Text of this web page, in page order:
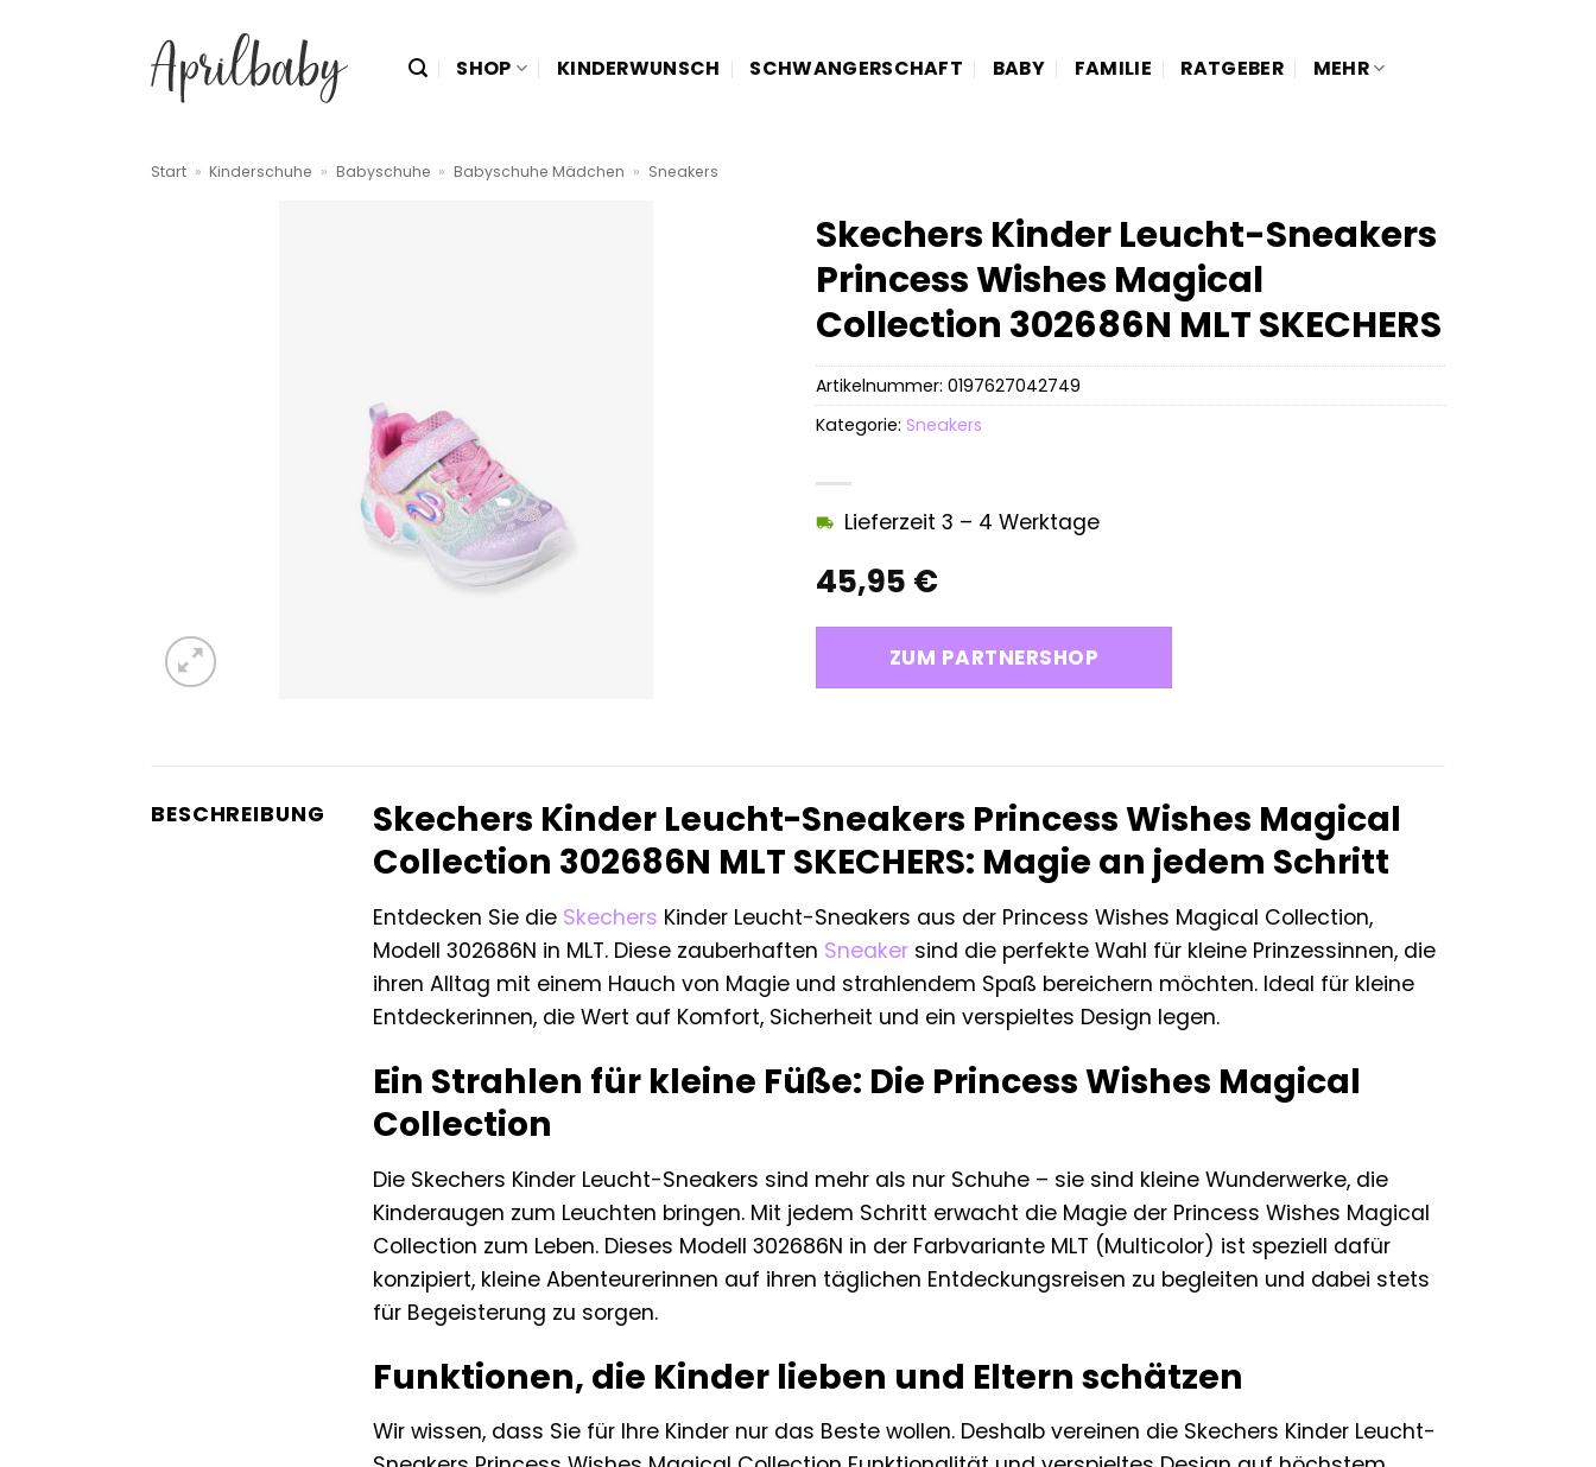
SHOP KINDERWUNSCH SCHWANGERSCHAFT BABY FAMILIE RATGEBER MEHR
Start » Kinderschuhe » Babyschuhe » Babyschuhe Mädchen » Sneakers
Skechers Kinder Leucht-Sneakers
Princess Wishes Magical
Collection 302686N MLT SKECHERS
45,95 €
Lieferzeit 3 – 4 Werktage
ZUM PARTNERSHOP
Artikelnummer: 0197627042749
Kategorie: Sneakers
BESCHREIBUNG
Skechers Kinder Leucht-Sneakers Princess Wishes Magical
Collection 302686N MLT SKECHERS: Magie an jedem Schritt
Entdecken Sie die Skechers Kinder Leucht-Sneakers aus der Princess Wishes Magical Collection,
Modell 302686N in MLT. Diese zauberhaften Sneakersind die perfekte Wahl für kleine Prinzessinnen, die
ihren Alltag mit einem Hauch von Magie und strahlendem Spaß bereichern möchten. Ideal für kleine
Entdeckerinnen, die Wert auf Komfort, Sicherheit und ein verspieltes Design legen.
Ein Strahlen für kleine Füße: Die Princess Wishes Magical
Collection
Die Skechers Kinder Leucht-Sneakers sind mehr als nur Schuhe – sie sind kleine Wunderwerke, die
Kinderaugen zum Leuchten bringen. Mit jedem Schritt erwacht die Magie der Princess Wishes Magical
Collection zum Leben. Dieses Modell 302686N in der Farbvariante MLT (Multicolor) ist speziell dafür
konzipiert, kleine Abenteurerinnen auf ihren täglichen Entdeckungsreisen zu begleiten und dabei stets
für Begeisterung zu sorgen.
Funktionen, die Kinder lieben und Eltern schätzen
Wir wissen, dass Sie für Ihre Kinder nur das Beste wollen. Deshalb vereinen die Skechers Kinder Leucht-